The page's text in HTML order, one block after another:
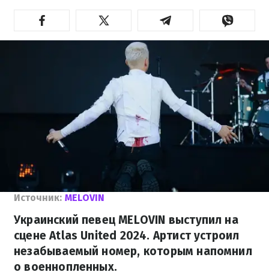
Источник: MELOVIN
Украинский певец MELOVIN выступил на
сцене Atlas United 2024. Артист устроил
незабываемый номер, которым напомнил
о военнопленных.